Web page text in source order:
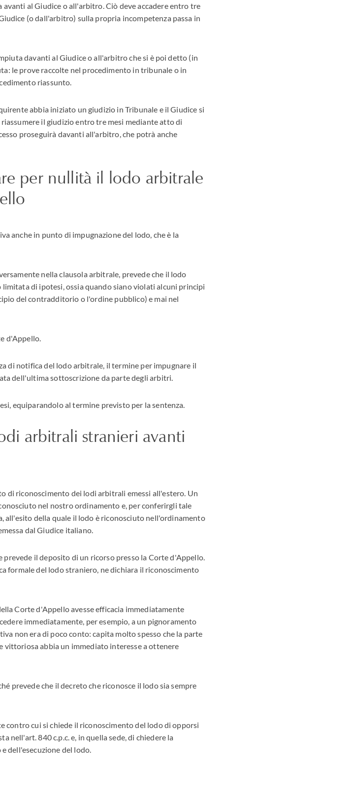
avanti al Giudice o all'arbitro. Ciò deve accadere entro tre
(o dall'arbitro) sulla propria incompetenza passa in
davanti al Giudice o all'arbitro che si è poi detto (in
le prove raccolte nel procedimento in tribunale o in
riassunto.
abbia iniziato un giudizio in Tribunale e il Giudice si
il giudizio entro tre mesi mediante atto di
proseguirà davanti all'arbitro, che potrà anche
per nullità il lodo arbitrale
anche in punto di impugnazione del lodo, che è la
nella clausola arbitrale, prevede che il lodo
di ipotesi, ossia quando siano violati alcuni principi
del contradditorio o l'ordine pubblico) e mai nel
d'Appello.
di notifica del lodo arbitrale, il termine per impugnare il
dell'ultima sottoscrizione da parte degli arbitri.
equiparandolo al termine previsto per la sentenza.
arbitrali stranieri avanti
di riconoscimento dei lodi arbitrali emessi all'estero. Un
nel nostro ordinamento e, per conferirgli tale
all'esito della quale il lodo è riconosciuto nell'ordinamento
dal Giudice italiano.
prevede il deposito di un ricorso presso la Corte d'Appello.
formale del lodo straniero, ne dichiara il riconoscimento
Corte d'Appello avesse efficacia immediatamente
immediatamente, per esempio, a un pignoramento
non era di poco conto: capita molto spesso che la parte
vittoriosa abbia un immediato interesse a ottenere
prevede che il decreto che riconosce il lodo sia sempre
contro cui si chiede il riconoscimento del lodo di opporsi
nell'art. 840 c.p.c. e, in quella sede, di chiedere la
dell'esecuzione del lodo.